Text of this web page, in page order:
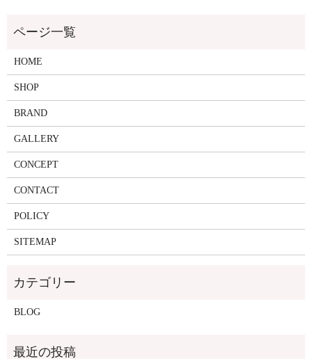
HOME
SHOP
BRAND
GALLERY
CONCEPT
CONTACT
POLICY
SITEMAP
BLOG